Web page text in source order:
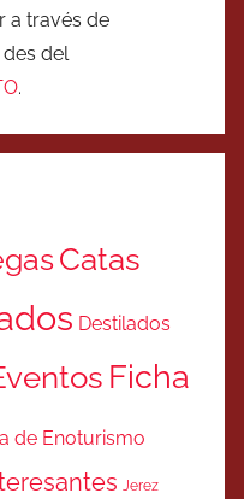
a través de
del
.
Catas
Destilados
Ficha
de Enoturismo
Jerez